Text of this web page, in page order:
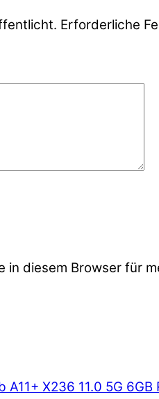
Erforderliche
in diesem Browser für